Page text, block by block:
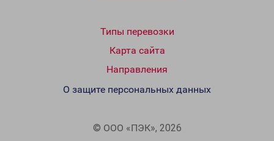
Типы перевозки
Карта сайта
Направления
© ООО «ПЭК», 2026
О защите персональных данных